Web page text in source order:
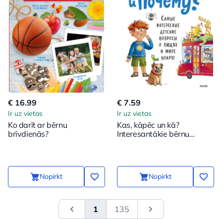
€ 16.99
Ir uz vietas
Ko darīt ar bērnu
brīvdienās?
Nopirkt
€ 7.59
Ir uz vietas
Kas, kāpēc un kā?
Interesantākie bērnu
Nopirkt
&laquo; Previous
1 135 Next